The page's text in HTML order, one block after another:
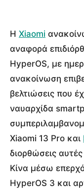
Η Xiaomi
αναφορά
HyperOS, με
ανακοίνωση
βελτιώσεις που
ναυαρχίδα
Xiaomi 13 Pro και
διορθώσεις
Κίνα μέσω
HyperOS 3 και